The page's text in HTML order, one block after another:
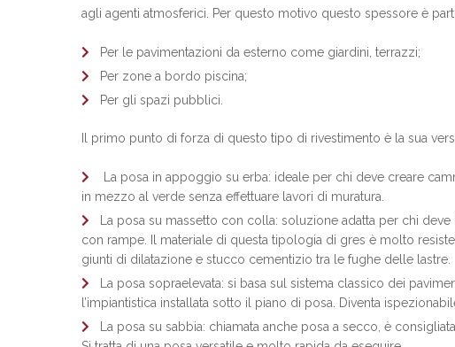
agli agenti atmosferici. Per questo motivo questo spessore è
Per le pavimentazioni da esterno come giardini, terrazzi;
Per zone a bordo piscina;
Per gli spazi pubblici.
Il primo punto di forza di questo tipo di rivestimento è la sua
La posa in appoggio su erba: ideale per chi deve creare
in mezzo al verde senza effettuare lavori di muratura.
La posa su massetto con colla: soluzione adatta per chi
con rampe. Il materiale di questa tipologia di gres è molto
giunti di dilatazione e stucco cementizio tra le fughe delle lastre.
La posa sopraelevata: si basa sul sistema classico dei
l’impiantistica installata sotto il piano di posa. Diventa
La posa su sabbia: chiamata anche posa a secco, è